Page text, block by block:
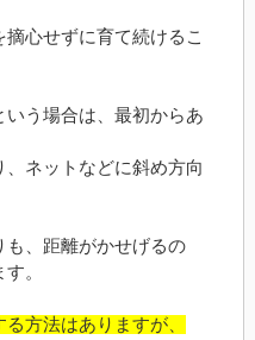
心せずに育て続けるこ
いう場合は、最初からあ
ネットなどに斜め方向
も、距離がかせげるの
。
方法はありますが、